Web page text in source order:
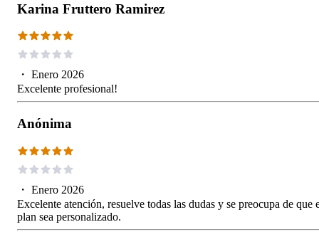
Karina Fruttero Ramirez
・ Enero 2026
Excelente profesional!
Anónima
・ Enero 2026
Excelente atención, resuelve todas las dudas y se preocupa de que
plan sea personalizado.